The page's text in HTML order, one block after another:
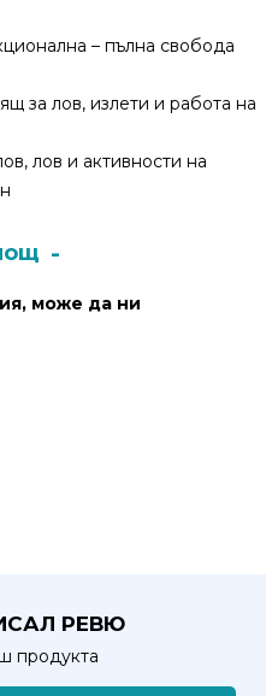
– пълна свобода
за лов, излети и работа на
лов и активности на
може да ни
РЕВЮ
продукта